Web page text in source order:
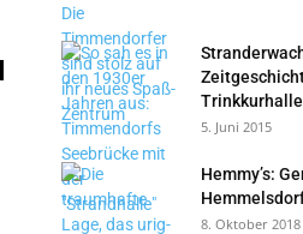
Trinkkurhalle
5. Juni 2015
Hemmy’s:
8. Oktober 2018